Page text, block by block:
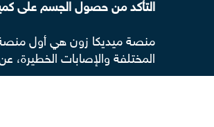
التأكد من حصول الجسم على
منصة ميديكا زون هي أول منصة
المختلفة والإصابات